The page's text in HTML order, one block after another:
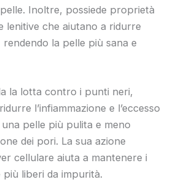
Inoltre, possiede proprietà
lenitive che aiutano a ridurre
la pelle più sana e
la lotta contro i punti neri,
l’infiammazione e l’eccesso
pelle più pulita e meno
dei pori. La sua azione
cellulare aiuta a mantenere i
liberi da impurità.